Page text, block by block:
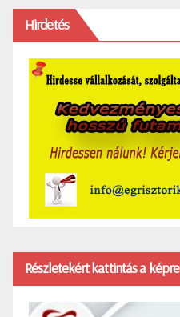
Hirdetés
Részletekért kattintás a képre